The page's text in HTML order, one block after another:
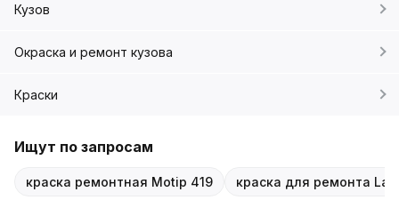
Кузов
Окраска и ремонт кузова
Краски
Ищут по запросам
краска ремонтная Motip 419 краска для ремонта